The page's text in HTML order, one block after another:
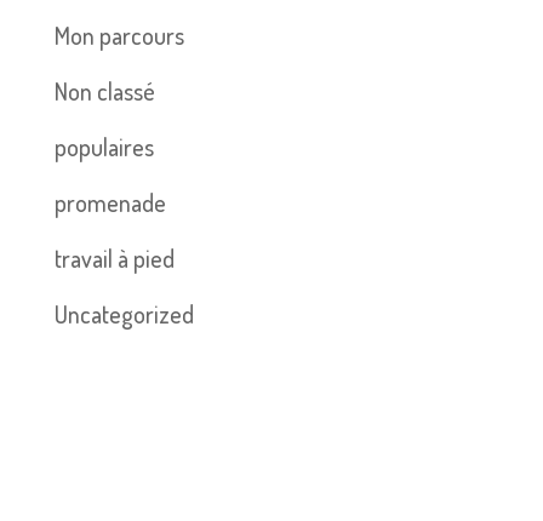
Mon parcours
Non classé
populaires
promenade
travail à pied
Uncategorized